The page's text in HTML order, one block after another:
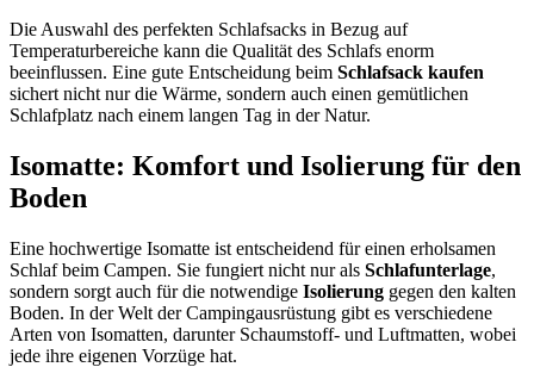
Die Auswahl des perfekten Schlafsacks in Bezug auf
Temperaturbereiche kann die Qualität des Schlafs enorm
beeinflussen. Eine gute Entscheidung beim Schlafsack kaufen
sichert nicht nur die Wärme, sondern auch einen gemütlichen
Schlafplatz nach einem langen Tag in der Natur.
Isomatte: Komfort und Isolierung für den
Boden
Eine hochwertige Isomatte ist entscheidend für einen erholsamen
Schlaf beim Campen. Sie fungiert nicht nur als Schlafunterlage,
sondern sorgt auch für die notwendige Isolierung gegen den kalten
Boden. In der Welt der Campingausrüstung gibt es verschiedene
Arten von Isomatten, darunter Schaumstoff- und Luftmatten, wobei
jede ihre eigenen Vorzüge hat.